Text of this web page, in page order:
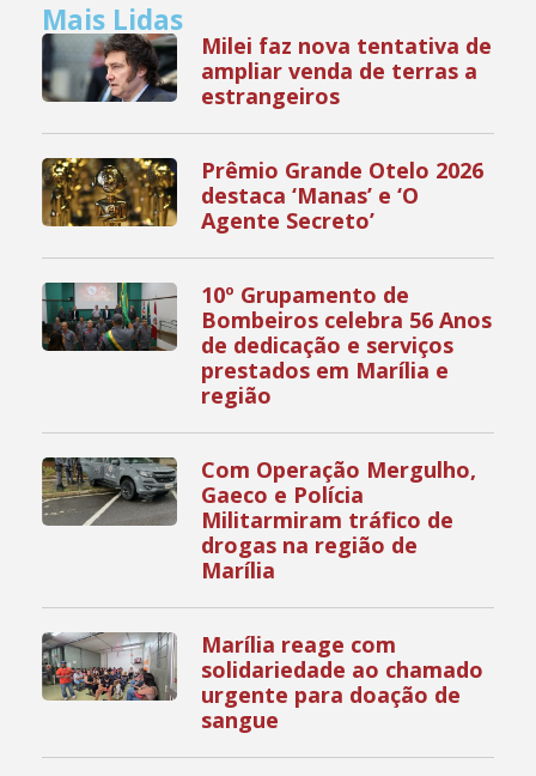
Mais Lidas
Milei faz nova tentativa de
ampliar venda de terras a
estrangeiros
Prêmio Grande Otelo 2026
destaca ‘Manas’ e ‘O
Agente Secreto’
10º Grupamento de
Bombeiros celebra 56 Anos
de dedicação e serviços
prestados em Marília e
região
Com Operação Mergulho,
Gaeco e Polícia
Militarmiram tráfico de
drogas na região de
Marília
Marília reage com
solidariedade ao chamado
urgente para doação de
sangue